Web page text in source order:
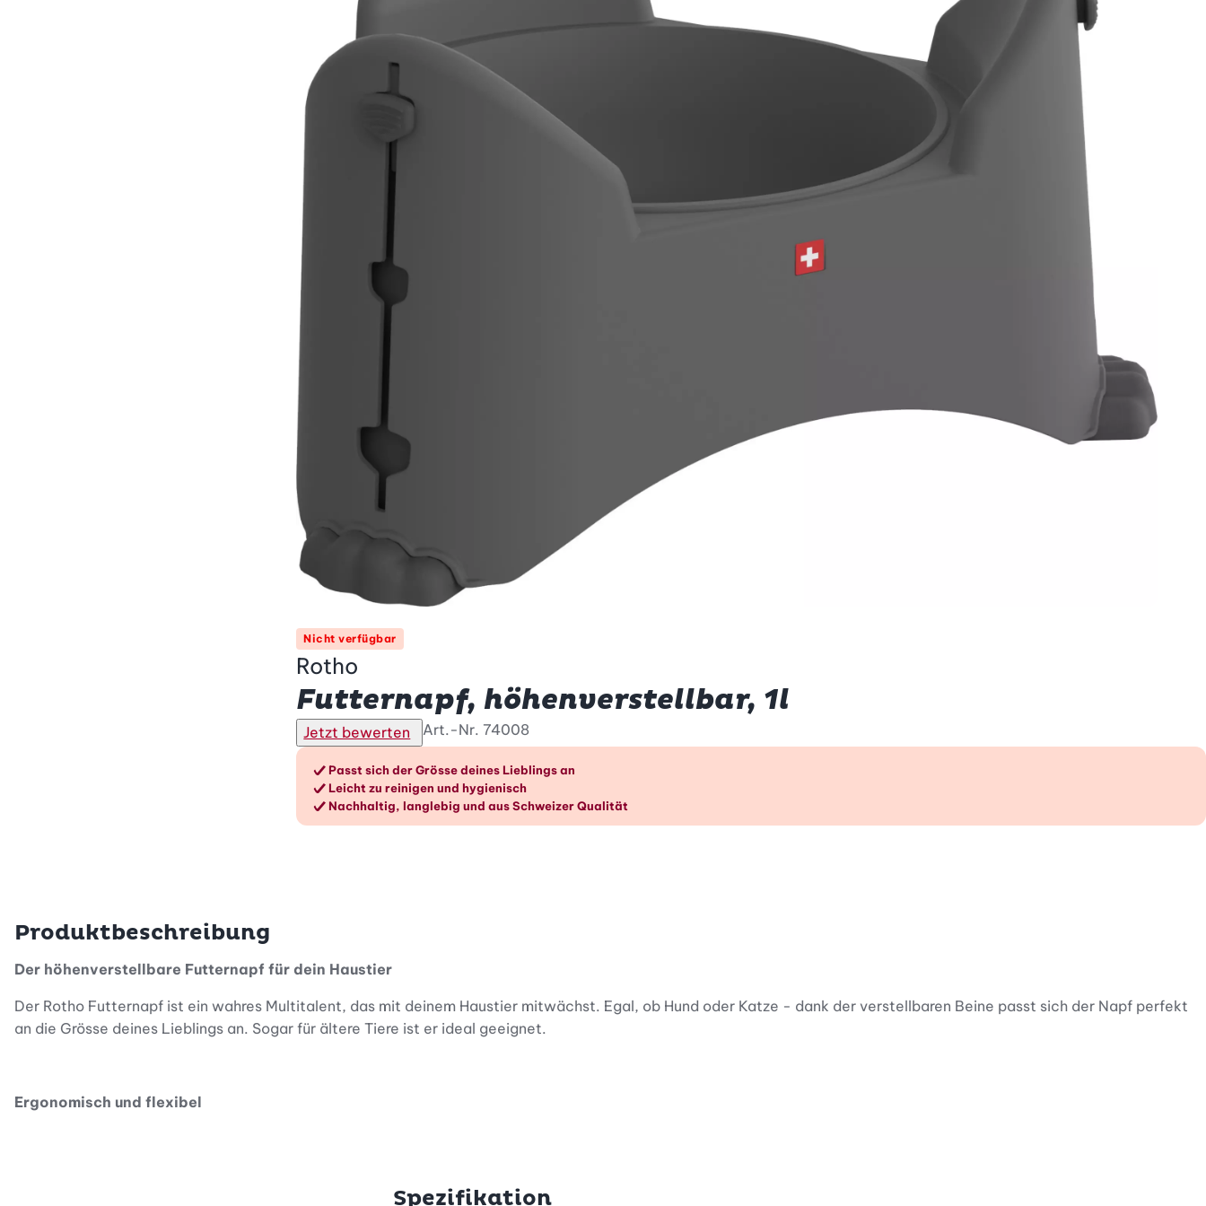
Nicht verfügbar
Rotho
Futternapf, höhenverstellbar, 1l
Jetzt bewerten Art.-Nr. 74008
Die Vorteile im Überblick
Passt sich der Grösse deines Lieblings an
Leicht zu reinigen und hygienisch
Nachhaltig, langlebig und aus Schweizer Qualität
Produktbeschreibung
Der höhenverstellbare Futternapf für dein Haustier
Der Rotho Futternapf ist ein wahres Multitalent, das mit deinem Haustier mitwächst. Egal, ob Hund oder Katze - dank der verstellbaren Beine passt sich der Napf perfekt
an die Grösse deines Lieblings an. Sogar für ältere Tiere ist er ideal geeignet.
Ergonomisch und flexibel
Spezifikation